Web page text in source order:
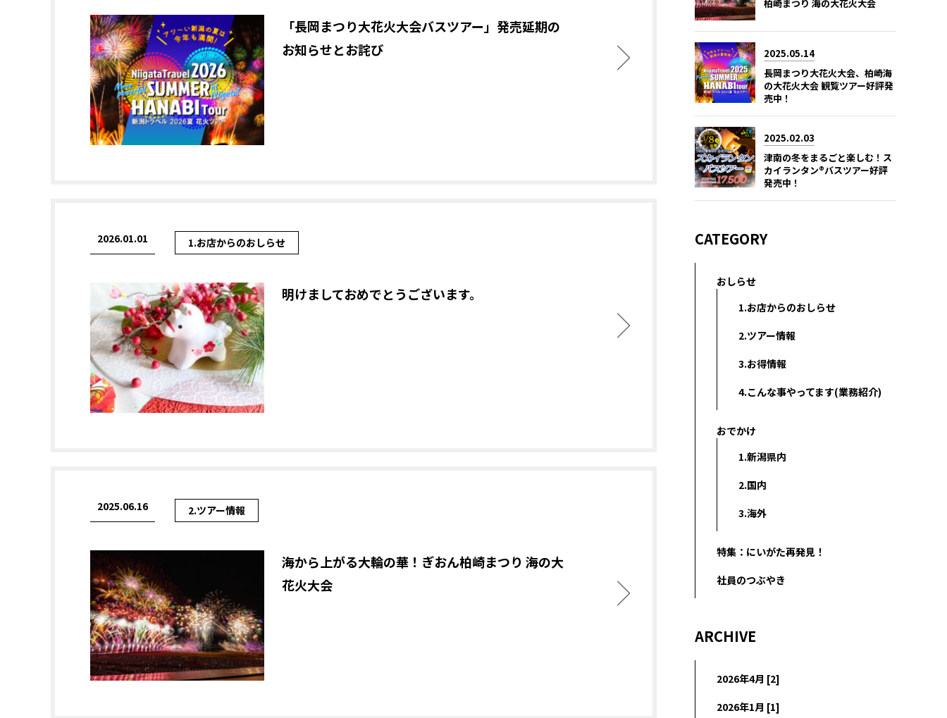
「長岡まつり大花火大会バスツアー」発売延期の
お知らせとお詫び
2026.01.01 1.お店からのおしらせ
明けましておめでとうございます。
2025.06.16 2.ツアー情報
海から上がる大輪の華！ぎおん柏崎まつり 海の大
花火大会
柏崎まつり 海の大花火大会
2025.05.14
長岡まつり大花火大会、柏崎海
の大花火大会 観覧ツアー好評発
売中！
2025.02.03
津南の冬をまるごと楽しむ！ス
カイランタン®バスツアー好評
発売中！
CATEGORY
おしらせ
1.お店からのおしらせ
2.ツアー情報
3.お得情報
4.こんな事やってます(業務紹介)
おでかけ
1.新潟県内
2.国内
3.海外
特集：にいがた再発見！
社員のつぶやき
ARCHIVE
2026年4月 [2]
2026年1月 [1]